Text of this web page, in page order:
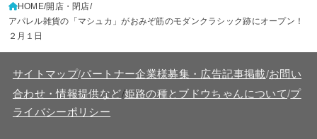
HOME 開店・閉店
アパレル雑貨の「マシュカ」がおみぞ筋のモダンクラシック跡にオープン！
２月１日
サイトマップ/パートナー企業様募集・広告記事掲載/お問い
合わせ・情報提供など/姫路の種とブドウちゃんについて/プ
ライバシーポリシー